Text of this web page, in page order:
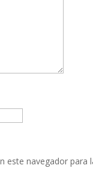
este navegador para